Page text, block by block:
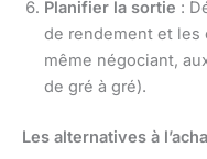
Planifier la sortie :
de rendement et les
même négociant,
de gré à gré).
Les alternatives à